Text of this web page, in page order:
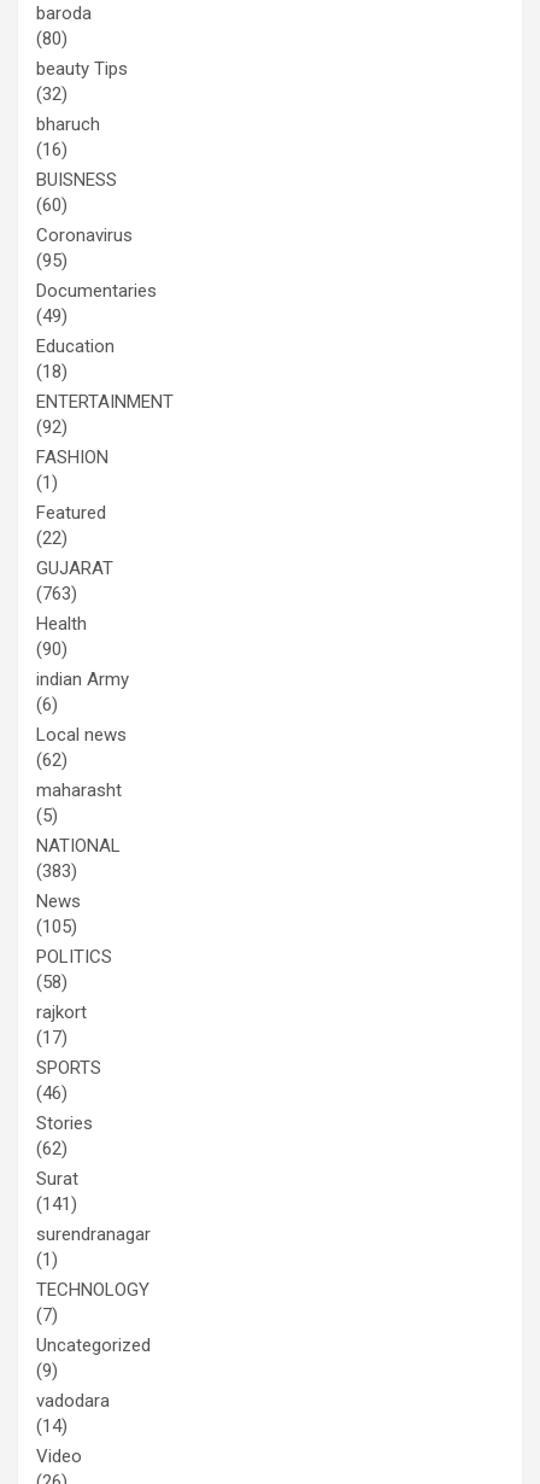
baroda
(80)
beauty Tips
(32)
bharuch
(16)
BUISNESS
(60)
Coronavirus
(95)
Documentaries
(49)
Education
(18)
ENTERTAINMENT
(92)
FASHION
(1)
Featured
(22)
GUJARAT
(763)
Health
(90)
indian Army
(6)
Local news
(62)
maharasht
(5)
NATIONAL
(383)
News
(105)
POLITICS
(58)
rajkort
(17)
SPORTS
(46)
Stories
(62)
Surat
(141)
surendranagar
(1)
TECHNOLOGY
(7)
Uncategorized
(9)
vadodara
(14)
Video